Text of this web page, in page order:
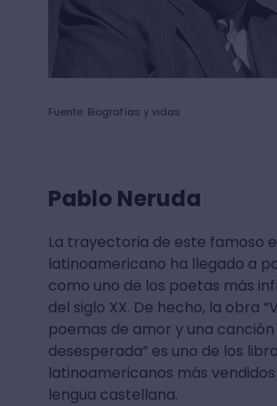
Fuente: Biografías y vidas
Pablo Neruda
La trayectoria de este famoso
latinoamericano ha llegado a
como uno de los poetas más
del siglo XX. De hecho, la obra
poemas de amor y una canción
desesperada” es uno de los
latinoamericanos más
lengua castellana.